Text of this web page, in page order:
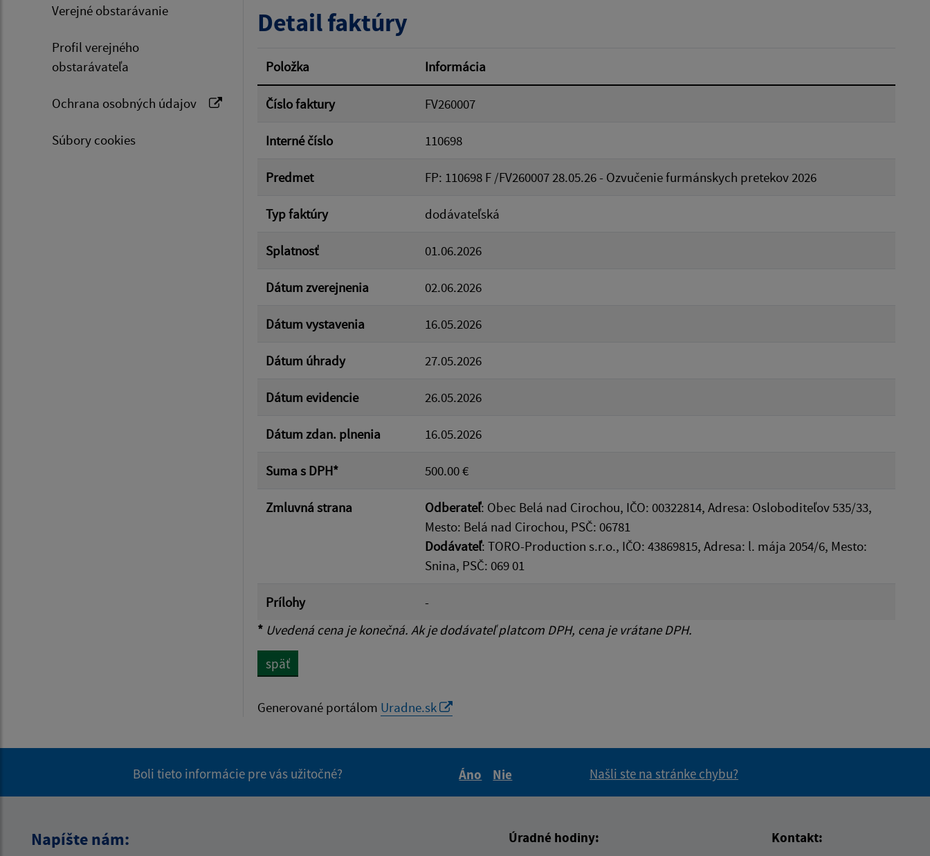
Verejné obstarávanie
Profil verejného
obstarávateľa
Ochrana osobných údajov
Súbory cookies
Suma od:
Filtrovať
Detail faktúry
Položka Informácia
Číslo faktury FV260007
Interné číslo 110698
Predmet FP: 110698 F /FV260007 28.05.26 - Ozvučenie furmánskych pretekov 2026
Typ faktúry dodávateľská
Splatnosť 01.06.2026
Dátum zverejnenia 02.06.2026
Dátum vystavenia 16.05.2026
Dátum úhrady 27.05.2026
Dátum evidencie 26.05.2026
Dátum zdan. plnenia 16.05.2026
Suma s DPH* 500.00 €
Zmluvná strana Odberateľ: Obec Belá nad Cirochou, IČO: 00322814, Adresa: Osloboditeľov 535/33,
Mesto: Belá nad Cirochou, PSČ: 06781
Dodávateľ: TORO-Production s.r.o., IČO: 43869815, Adresa: l. mája 2054/6, Mesto:
Snina, PSČ: 069 01
Prílohy
-
* Uvedená cena je konečná. Ak je dodávateľ platcom DPH, cena je vrátane DPH.
späť
Generované portálom Uradne.sk
Boli tieto informácie pre vás užitočné?
Áno
Nie
Našli ste na stránke chybu?
Napíšte nám: Úradné hodiny: Kontakt: